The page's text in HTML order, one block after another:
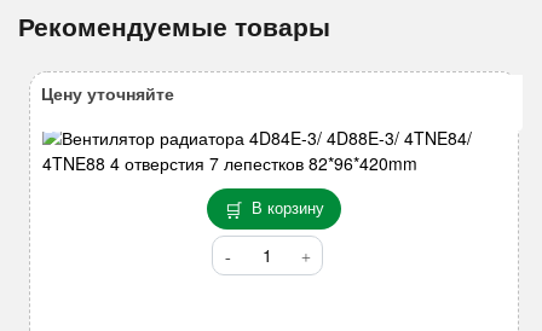
Рекомендуемые товары
В корзину
Количество
товара
Цену уточняйте